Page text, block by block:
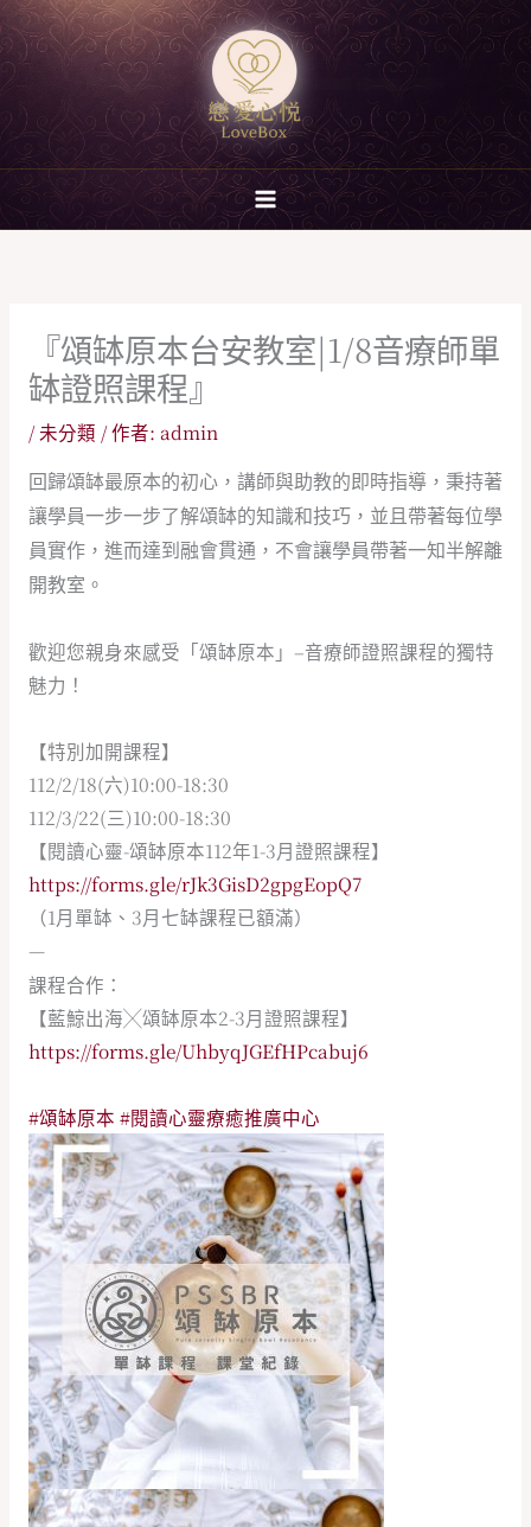
跳
至
主
要
內
『頌缽原本台安教室|1/8音療師單
缽證照課程』
/未分類 / 作者: admin
回歸頌缽最原本的初心，講師與助教的即時指導，秉持著
讓學員一步一步了解頌缽的知識和技巧，並且帶著每位學
員實作，進而達到融會貫通，不會讓學員帶著一知半解離
開教室。
歡迎您親身來感受「頌缽原本」–音療師證照課程的獨特
魅力！
【特別加開課程】
112/2/18(六)10:00-18:30
112/3/22(三)10:00-18:30
【閱讀心靈-頌缽原本112年1-3月證照課程】
https://forms.gle/rJk3GisD2gpgEopQ7
（1月單缽、3月七缽課程已額滿）
—
課程合作：
【藍鯨出海╳頌缽原本2-3月證照課程】
https://forms.gle/UhbyqJGEfHPcabuj6
#頌缽原本 #閱讀心靈療癒推廣中心